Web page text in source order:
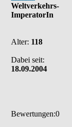
Weltverkehrs-
ImperatorIn
Alter: 118
Dabei seit:
18.09.2004
Bewertungen:0